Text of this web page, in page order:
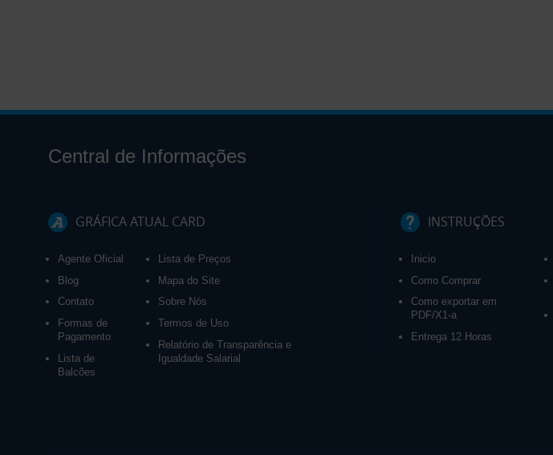
Central de Informações
GRÁFICA ATUAL CARD
Agente Oficial
Blog
Contato
Formas de
Pagamento
Lista de
Balcões
Lista de Preços
Mapa do Site
Sobre Nós
Termos de Uso
Relatório de Transparência e
Igualdade Salarial
INSTRUÇÕES
Inicio
Como Comprar
Como exportar em
PDF/X1-a
Entrega 12 Horas